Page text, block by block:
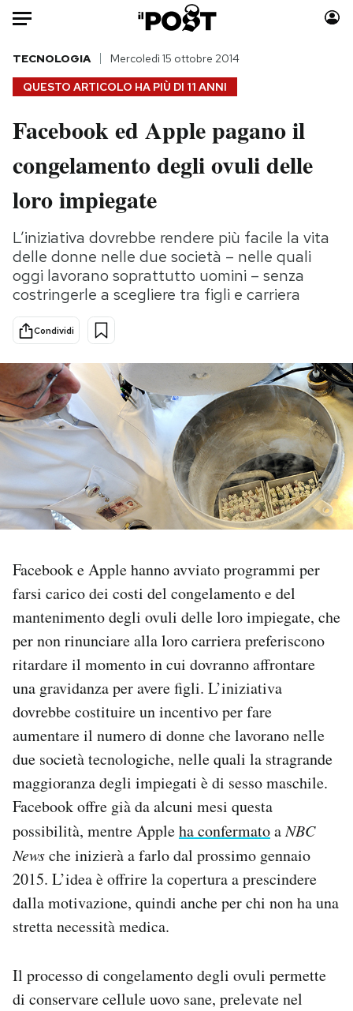
Auto
HOME
Italia
Politica
Tecnologia
Scienza
Cultura
Economia
Sport
Moda
Consumismi
Media
Europa
Altrecose
PODCAST
NEWSLETTER
I MIEI PREFERITI
CALENDARIO
AREA PERSONALE
Notifiche mobile
Regala il Post
Hai bisogno di aiuto?
Esci
QUESTO ARTICOLO HA PIÙ DI 11 ANNI
TECNOLOGIA Mercoledì 15 ottobre 2014
Facebook ed Apple pagano il
congelamento degli ovuli delle
loro impiegate
L’iniziativa dovrebbe rendere più facile la vita
delle donne nelle due società – nelle quali
oggi lavorano soprattutto uomini – senza
costringerle a scegliere tra figli e carriera
Condividi
Facebook e Apple hanno avviato programmi per
farsi carico dei costi del congelamento e del
mantenimento degli ovuli delle loro impiegate, che
per non rinunciare alla loro carriera preferiscono
ritardare il momento in cui dovranno affrontare
una gravidanza per avere figli. L’iniziativa
dovrebbe costituire un incentivo per fare
aumentare il numero di donne che lavorano nelle
due società tecnologiche, nelle quali la stragrande
maggioranza degli impiegati è di sesso maschile.
Facebook offre già da alcuni mesi questa
possibilità, mentre Appleha confermatoaNBC
Newsche inizierà a farlo dal prossimo gennaio
2015. L’idea è offrire la copertura a prescindere
dalla motivazione, quindi anche per chi non ha una
stretta necessità medica.
Il processo di congelamento degli ovuli permette
di conservare cellule uovo sane, prelevate nel